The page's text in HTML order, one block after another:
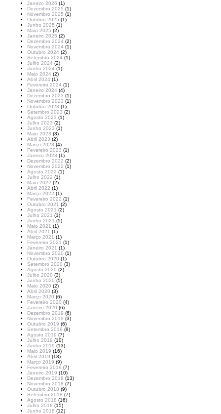
Janeiro 2026 (1)
Dezembro 2025 (1)
Novembro 2025 (1)
Outubro 2025 (1)
Junho 2025 (1)
Maio 2025 (2)
Janeiro 2025 (2)
Dezembro 2024 (2)
Novembro 2024 (1)
Outubro 2024 (2)
Setembro 2024 (1)
Julho 2024 (2)
Junho 2024 (1)
Maio 2024 (2)
Abril 2024 (1)
Fevereiro 2024 (1)
Janeiro 2024 (4)
Dezembro 2023 (1)
Novembro 2023 (1)
Outubro 2023 (1)
Setembro 2023 (2)
Agosto 2023 (1)
Julho 2023 (2)
Junho 2023 (1)
Maio 2023 (3)
Abril 2023 (2)
Março 2023 (4)
Fevereiro 2023 (1)
Janeiro 2023 (1)
Dezembro 2022 (2)
Novembro 2022 (1)
Agosto 2022 (1)
Julho 2022 (1)
Maio 2022 (2)
Abril 2022 (1)
Março 2022 (1)
Fevereiro 2022 (1)
Outubro 2021 (2)
Agosto 2021 (2)
Julho 2021 (1)
Junho 2021 (5)
Maio 2021 (1)
Abril 2021 (1)
Março 2021 (1)
Fevereiro 2021 (1)
Janeiro 2021 (1)
Novembro 2020 (1)
Outubro 2020 (1)
Setembro 2020 (3)
Agosto 2020 (2)
Julho 2020 (3)
Junho 2020 (5)
Maio 2020 (2)
Abril 2020 (3)
Março 2020 (6)
Fevereiro 2020 (4)
Janeiro 2020 (6)
Dezembro 2019 (6)
Novembro 2019 (3)
Outubro 2019 (6)
Setembro 2019 (8)
Agosto 2019 (7)
Julho 2019 (10)
Junho 2019 (13)
Maio 2019 (16)
Abril 2019 (18)
Março 2019 (9)
Fevereiro 2019 (7)
Janeiro 2019 (10)
Dezembro 2018 (13)
Novembro 2018 (7)
Outubro 2018 (9)
Setembro 2018 (7)
Agosto 2018 (16)
Julho 2018 (15)
Junho 2018 (12)